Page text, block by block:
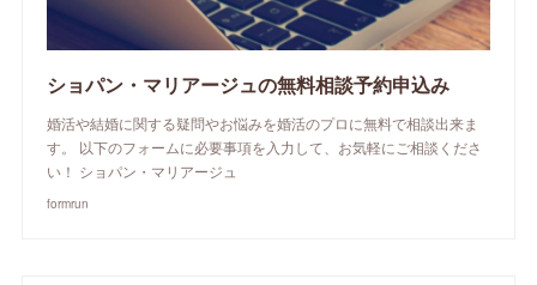
ショパン・マリアージュの無料相談予約申込み
婚活や結婚に関する疑問やお悩みを婚活のプロに無料で相談出来ま
す。 以下のフォームに必要事項を入力して、お気軽にご相談くださ
い！ ショパン・マリアージュ
formrun